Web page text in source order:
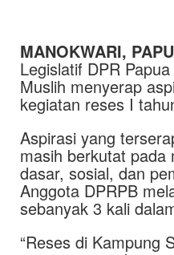
MANOKWARI,
Legislatif DPR
Muslih menyerap
kegiatan reses I
Aspirasi yang
masih berkutat
dasar, sosial, dan
Anggota DPRPB
sebanyak 3 kali
“Reses di Kampung